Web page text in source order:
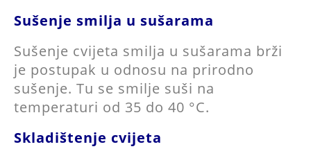
Sušenje smilja u sušarama
Sušenje cvijeta smilja u sušarama brži
je postupak u odnosu na prirodno
sušenje. Tu se smilje suši na
temperaturi od 35 do 40 °C.
Skladištenje cvijeta